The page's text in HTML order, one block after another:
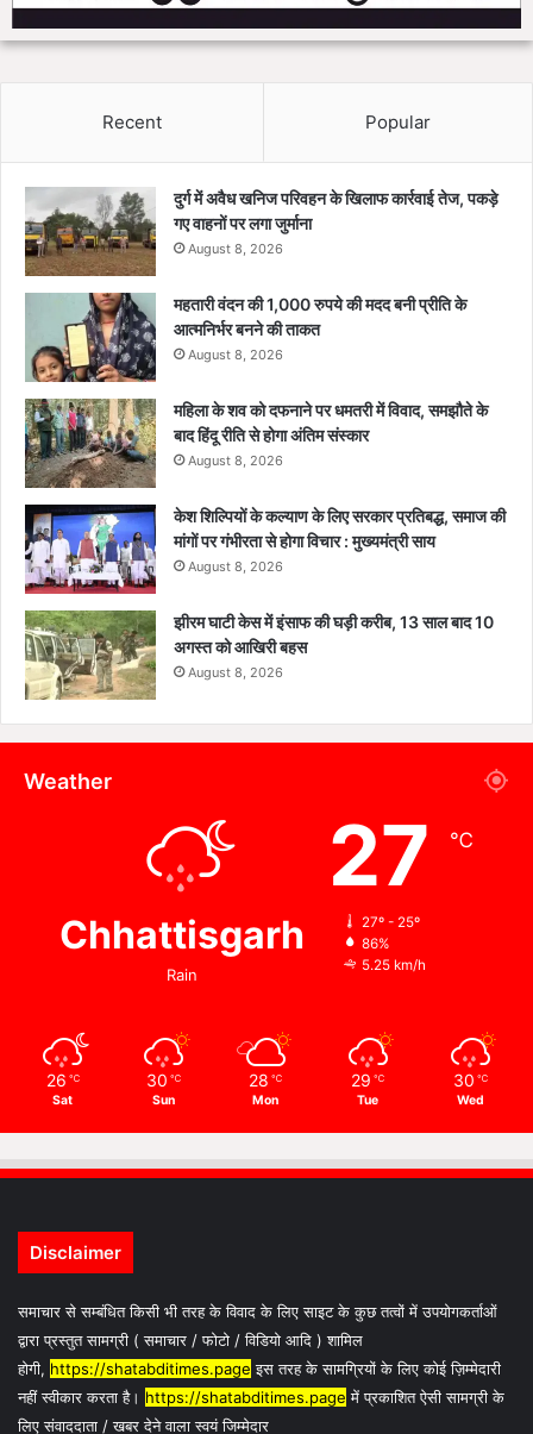
Recent Popular
दुर्ग में अवैध खनिज परिवहन के खिलाफ कार्रवाई तेज, पकड़े
गए वाहनों पर लगा जुर्माना
August 8, 2026
महतारी वंदन की 1,000 रुपये की मदद बनी प्रीति के
आत्मनिर्भर बनने की ताकत
August 8, 2026
महिला के शव को दफनाने पर धमतरी में विवाद, समझौते के
बाद हिंदू रीति से होगा अंतिम संस्कार
August 8, 2026
केश शिल्पियों के कल्याण के लिए सरकार प्रतिबद्ध, समाज की
मांगों पर गंभीरता से होगा विचार : मुख्यमंत्री साय
August 8, 2026
झीरम घाटी केस में इंसाफ की घड़ी करीब, 13 साल बाद 10
अगस्त को आखिरी बहस
August 8, 2026
Weather
Chhattisgarh
Rain
27 ℃
27º - 25º
86%
5.25 km/h
26 ℃
Sat
30 ℃
Sun
28 ℃
Mon
29 ℃
Tue
30 ℃
Wed
Disclaimer
समाचार से सम्बंधित किसी भी तरह के विवाद के लिए साइट के कुछ तत्वों में उपयोगकर्ताओं
द्वारा प्रस्तुत सामग्री ( समाचार / फोटो / विडियो आदि ) शामिल
होगी, https://shatabditimes.page इस तरह के सामग्रियों के लिए कोई ज़िम्मेदारी
नहीं स्वीकार करता है। https://shatabditimes.page में प्रकाशित ऐसी सामग्री के
लिए संवाददाता / खबर देने वाला स्वयं जिम्मेदार